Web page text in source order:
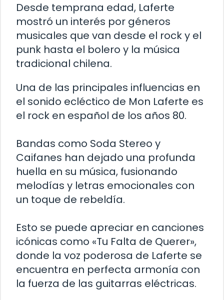
Desde temprana edad, Laferte
mostró un interés por géneros
musicales que van desde el rock y el
punk hasta el bolero y la música
tradicional chilena.
Una de las principales influencias en
el sonido ecléctico de Mon Laferte es
el rock en español de los años 80.
Bandas como Soda Stereo y
Caifanes han dejado una profunda
huella en su música, fusionando
melodías y letras emocionales con
un toque de rebeldía.
Esto se puede apreciar en canciones
icónicas como «Tu Falta de Querer»,
donde la voz poderosa de Laferte se
encuentra en perfecta armonía con
la fuerza de las guitarras eléctricas.